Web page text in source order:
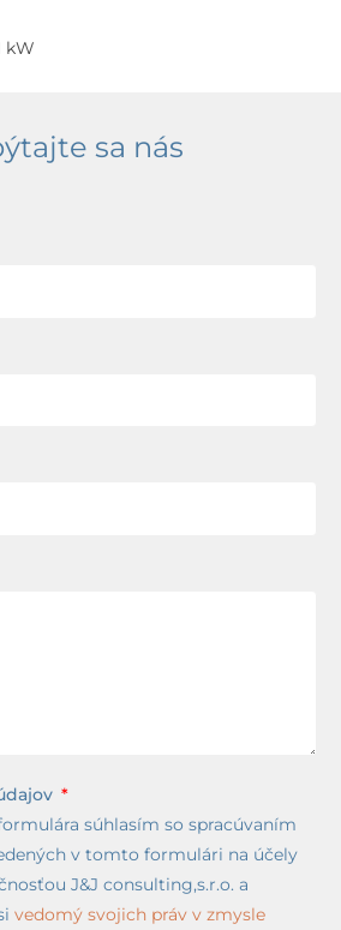
kW
sa nás
súhlasím so spracúvaním
v tomto formulári na účely
J&J consulting,s.r.o. a
vedomý svojich práv v zmysle